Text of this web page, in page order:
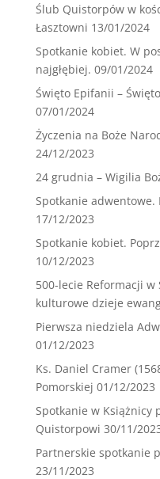
Ślub Quistorpów w
Łasztowni 13/01/2024
Spotkanie kobiet. W
najgłębiej. 09/01/2024
Święto Epifanii –
07/01/2024
Życzenia na Boże
24/12/2023
24 grudnia – Wigilia
Spotkanie adwentowe.
17/12/2023
Spotkanie kobiet.
10/12/2023
500-lecie Reformacji w
kulturowe dzieje
Pierwsza niedziela
01/12/2023
Ks. Daniel Cramer
Pomorskiej 01/12/2023
Spotkanie w Książnicy
Quistorpowi 30/11/
Partnerskie spotkanie
23/11/2023